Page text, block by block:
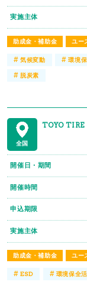
助成金・補助金 ユー
実施主体
#気候変動 #環境
#脱炭素
全国
TOYO TIRE
助成金・補助金 ユー
開催日・期間
開催時間
申込期限
実施主体
#ESD # 環境保全